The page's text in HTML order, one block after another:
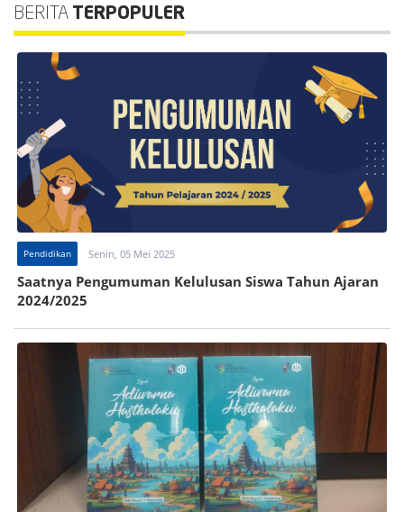
BERITA TERPOPULER
Pendidikan Senin, 05 Mei 2025
Saatnya Pengumuman Kelulusan Siswa Tahun Ajaran
2024/2025